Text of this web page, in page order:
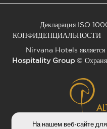
На нашем веб-сайте
Декларация ISO
КОНФИДЕНЦИАЛЬНОСТИ
Nirvana Hotels является
Hospitality Group©